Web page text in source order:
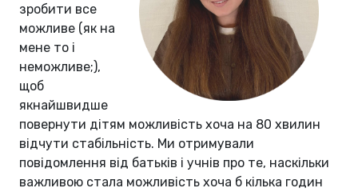
зробити все
можливе (як на
мене то і
неможливе;),
щоб
якнайшвидше
повернути дітям можливість хоча на 80 хвилин
відчути стабільність. Ми отримували
повідомлення від батьків і учнів про те, наскільки
важливою стала можливість хоча б кілька годин